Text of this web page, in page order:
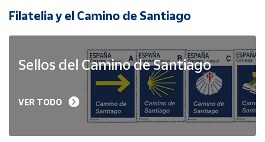
Filatelia y el Camino de Santiago
Sellos del Camino de Santiago
VER TODO